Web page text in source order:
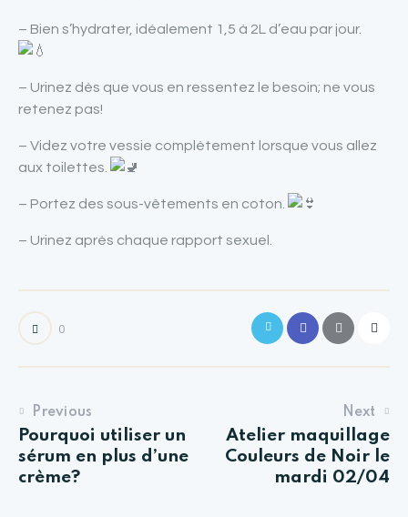
– Bien s’hydrater, idéalement 1,5 à 2L d’eau par jour.
– Urinez dès que vous en ressentez le besoin; ne vous
retenez pas!
– Videz votre vessie complètement lorsque vous allez
aux toilettes.
– Portez des sous-vêtements en coton.
– Urinez après chaque rapport sexuel.
0
Previous
Pourquoi utiliser un
sérum en plus d’une
crème?
Next
Atelier maquillage
Couleurs de Noir le
mardi 02/04